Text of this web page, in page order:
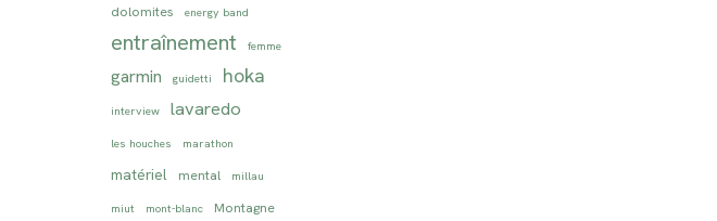
dolomites energy band
entraînement femme
garmin guidetti hoka
interview lavaredo
les houches marathon
matériel mental millau
miut mont-blanc Montagne